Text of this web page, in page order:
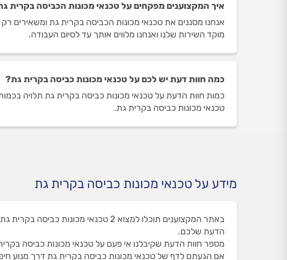
איך המקצוענים מפקחים על טכנאי מכונות הכביסה בקרית
אנחנו מסננים את טכנאי מכונות הכביסה בקרית גת ומשאירים
מוקד השירות שלנו ואנחנו מלווים אותך עד לסיום העבודה.
כמה חוות דעת יש לכם על טכנאי מכונות כביסה בקרית גת?
טכנאי מכונות כביסה בקרית גת.
מידע על טכנאי מכונות כביסה בקרית גת
הדעת שלכם.
מספר חוות הדעת שקיבלנו אי פעם על טכנאי מכונות כביסה בקרית גת
אם הגעתם לדף של טכנאי מכונות כביסה בקרית גת דרך מנוע